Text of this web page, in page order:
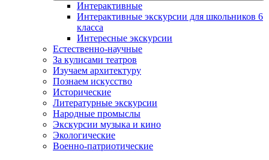
Интерактивные
Интерактивные экскурсии для школьников 6
класса
Интересные экскурсии
Естественно-научные
За кулисами театров
Изучаем архитектуру
Познаем искусство
Исторические
Литературные экскурсии
Народные промыслы
Экскурсии музыка и кино
Экологические
Военно-патриотические